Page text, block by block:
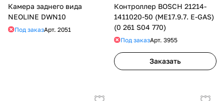
Камера заднего вида
NEOLINE DWN10
Под заказАрт. 2051
Контроллер BOSCH 21214-
1411020-50 (ME17.9.7. E-GAS)
(0 261 S04 770)
Под заказАрт. 3955
Заказать